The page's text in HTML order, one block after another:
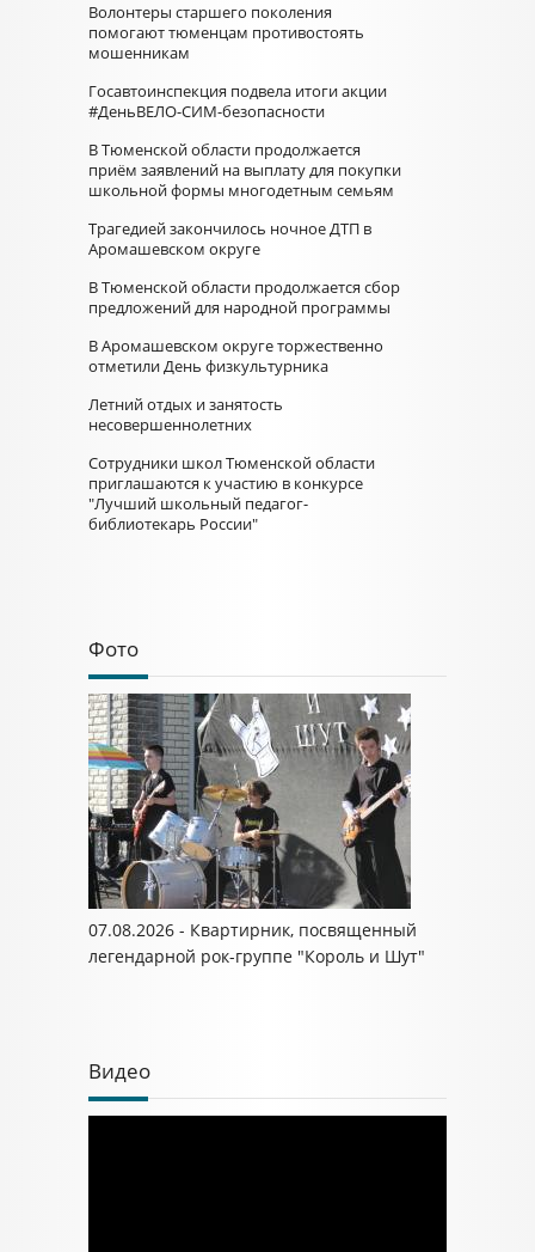
Волонтеры старшего поколения
помогают тюменцам противостоять
мошенникам
Госавтоинспекция подвела итоги акции
#ДеньВЕЛО-СИМ-безопасности
В Тюменской области продолжается
приём заявлений на выплату для покупки
школьной формы многодетным семьям
Трагедией закончилось ночное ДТП в
Аромашевском округе
В Тюменской области продолжается сбор
предложений для народной программы
В Аромашевском округе торжественно
отметили День физкультурника
Летний отдых и занятость
несовершеннолетних
Сотрудники школ Тюменской области
приглашаются к участию в конкурсе
"Лучший школьный педагог-
библиотекарь России"
Фото
07.08.2026 - Квартирник, посвященный
легендарной рок-группе "Король и Шут"
Видео